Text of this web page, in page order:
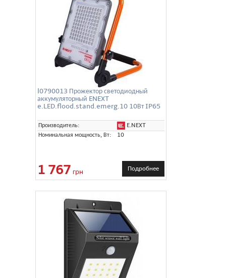
l0790013 Прожектор светодиодный
аккумуляторный ENEXT
e.LED.flood.stand.emerg.10 10Вт IP65
Производитель:
E.NEXT
Номинальная мощность, Вт:
10
1 767 грн Подробнее